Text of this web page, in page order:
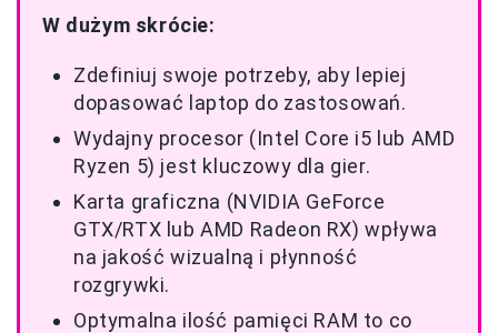
W dużym skrócie:
Zdefiniuj swoje potrzeby, aby lepiej
dopasować laptop do zastosowań.
Wydajny procesor (Intel Core i5 lub AMD
Ryzen 5) jest kluczowy dla gier.
Karta graficzna (NVIDIA GeForce
GTX/RTX lub AMD Radeon RX) wpływa
na jakość wizualną i płynność
rozgrywki.
Optymalna ilość pamięci RAM to co